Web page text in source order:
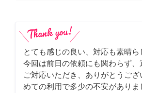
とても感じの良い、対応も素晴ら
今回は前日の依頼にも関わらず、
ご対応いただき、ありがとうござ
めての利用で多少の不安がありま